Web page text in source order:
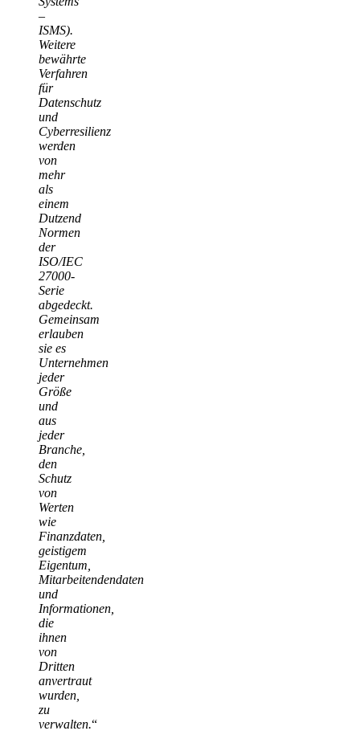
–
ISMS).
Weitere
bewährte
Verfahren
für
Datenschutz
und
Cyberresilienz
werden
von
mehr
als
einem
Dutzend
Normen
der
ISO/IEC
27000-
Serie
abgedeckt.
Gemeinsam
erlauben
sie es
Unternehmen
jeder
Größe
und
aus
jeder
Branche,
den
Schutz
von
Werten
wie
Finanzdaten,
geistigem
Eigentum,
Mitarbeitendendaten
und
Informationen,
die
ihnen
von
Dritten
anvertraut
wurden,
zu
verwalten.“